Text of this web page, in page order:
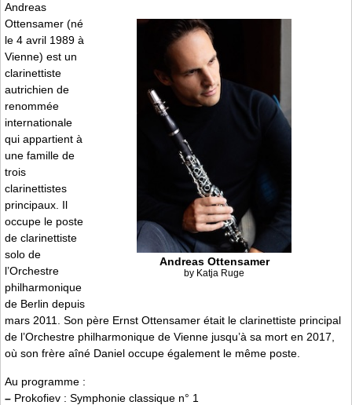
Andreas Ottensamer
by Katja Ruge
Andreas
Ottensamer (né
le 4 avril 1989 à
Vienne) est un
clarinettiste
autrichien de
renommée
internationale
qui appartient à
une famille de
trois
clarinettistes
principaux. Il
occupe le poste
de clarinettiste
solo de
l’Orchestre
philharmonique
de Berlin depuis
mars 2011. Son père Ernst Ottensamer était le clarinettiste principal
de l’Orchestre philharmonique de Vienne jusqu’à sa mort en 2017,
où son frère aîné Daniel occupe également le même poste.
Au programme :
– Prokofiev : Symphonie classique n° 1